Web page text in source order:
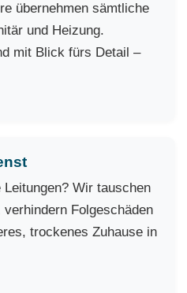
übernehmen sämtliche
und Heizung.
mit Blick fürs Detail –
Wir tauschen
Folgeschäden
trockenes Zuhause in